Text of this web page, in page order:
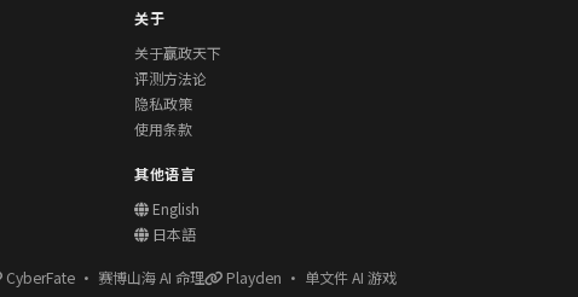
关于
关于赢政天下
评测方法论
隐私政策
使用条款
其他语言
English
日本語
CyberFate · 赛博山海 AI 命理
Playden · 单文件 AI 游戏